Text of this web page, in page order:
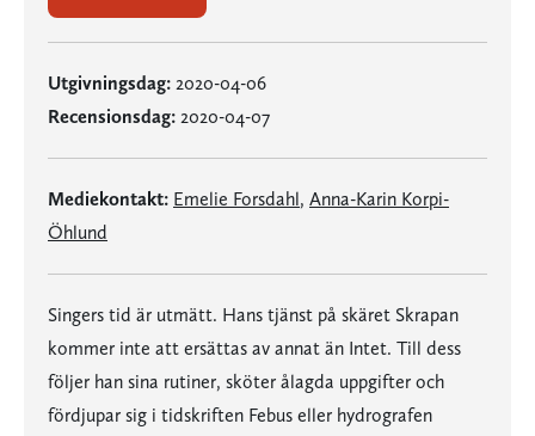
Utgivningsdag: 2020-04-06
Recensionsdag: 2020-04-07
Mediekontakt: Emelie Forsdahl, Anna-Karin Korpi-
Öhlund
Singers tid är utmätt. Hans tjänst på skäret Skrapan
kommer inte att ersättas av annat än Intet. Till dess
följer han sina rutiner, sköter ålagda uppgifter och
fördjupar sig i tidskriften Febus eller hydrografen